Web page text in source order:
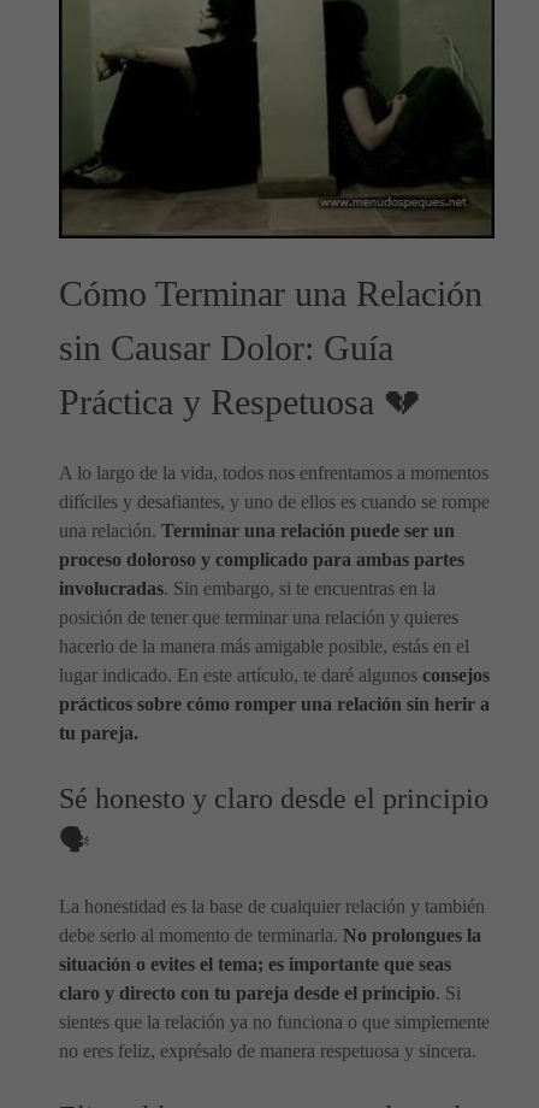
Cómo Terminar una Relación
sin Causar Dolor: Guía
Práctica y Respetuosa 💔
A lo largo de la vida, todos nos enfrentamos a momentos
difíciles y desafiantes, y uno de ellos es cuando se rompe
una relación. Terminar una relación puede ser un
proceso doloroso y complicado para ambas partes
involucradas. Sin embargo, si te encuentras en la
posición de tener que terminar una relación y quieres
hacerlo de la manera más amigable posible, estás en el
lugar indicado. En este artículo, te daré algunos consejos
prácticos sobre cómo romper una relación sin herir a
tu pareja.
Sé honesto y claro desde el principio
🗣️
La honestidad es la base de cualquier relación y también
debe serlo al momento de terminarla. No prolongues la
situación o evites el tema; es importante que seas
claro y directo con tu pareja desde el principio. Si
sientes que la relación ya no funciona o que simplemente
no eres feliz, exprésalo de manera respetuosa y sincera.